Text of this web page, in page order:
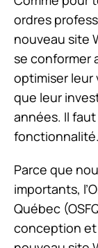
ordres
nouveau site
se conformer
optimiser leur
que leur
années. Il
fonctionnalité.
Parce que
importants,
Québec
conception et